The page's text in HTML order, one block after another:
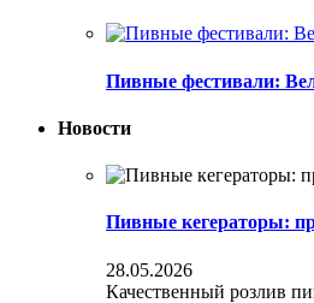
Пивные фестивали:
Новости
Пивные кегераторы:
28.05.2026
Качественный розлив